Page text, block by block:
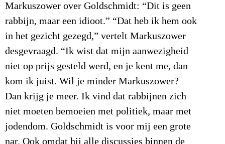
Markuszower over Goldschmidt: “Dit is geen
rabbijn, maar een idioot.” “Dat heb ik hem ook
in het gezicht gezegd,” vertelt Markuszower
desgevraagd. “Ik wist dat mijn aanwezigheid
niet op prijs gesteld werd, en je kent me, dan
kom ik juist. Wil je minder Markuszower?
Dan krijg je meer. Ik vind dat rabbijnen zich
niet moeten bemoeien met politiek, maar met
jodendom. Goldschmidt is voor mij een grote
nar. Ook omdat hij alle discussies binnen de